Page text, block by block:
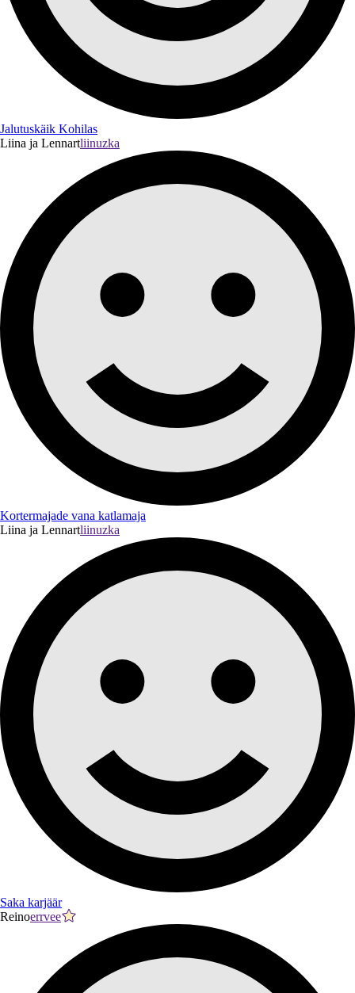
Jalutuskäik Kohilas
Liina ja Lennartliinuzka
Kortermajade vana katlamaja
Liina ja Lennartliinuzka
Saka karjäär
Reinoerrvee